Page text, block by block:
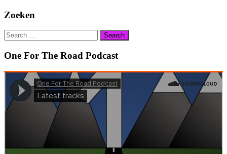
Zoeken
Search
for:
One For The Road Podcast